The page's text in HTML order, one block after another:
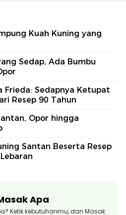
Kuah Kuning yang
Sedap, Ada Bumbu
Frieda: Sedapnya Ketupat
Resep 90 Tahun
Opor hingga
Santan Beserta Resep
Apa
Ketik kebutuhanmu, dan Masak